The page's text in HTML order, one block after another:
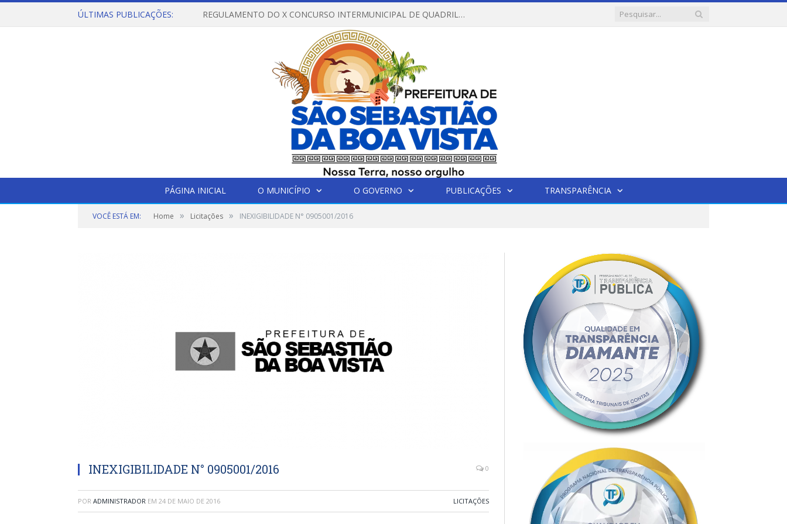
ÚLTIMAS PUBLICAÇÕES: REGULAMENTO DO X CONCURSO INTERMUNICIPAL DE QUADRILHAS JUNINAS – 2026 – ARRAIÁ DA VENEZA
PÁGINA INICIAL O MUNICÍPIO O GOVERNO PUBLICAÇÕES TRANSPARÊNCIA
VOCÊ ESTÁ EM: Home » Licitações » INEXIGIBILIDADE N° 0905001/2016
INEXIGIBILIDADE N° 0905001/2016 0
POR ADMINISTRADOR EM 24 DE MAIO DE 2016 LICITAÇÕES